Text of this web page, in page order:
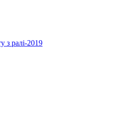
з ралі-2019